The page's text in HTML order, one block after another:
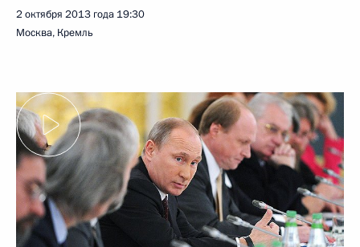
2 октября 2013 года 19:30
Москва, Кремль